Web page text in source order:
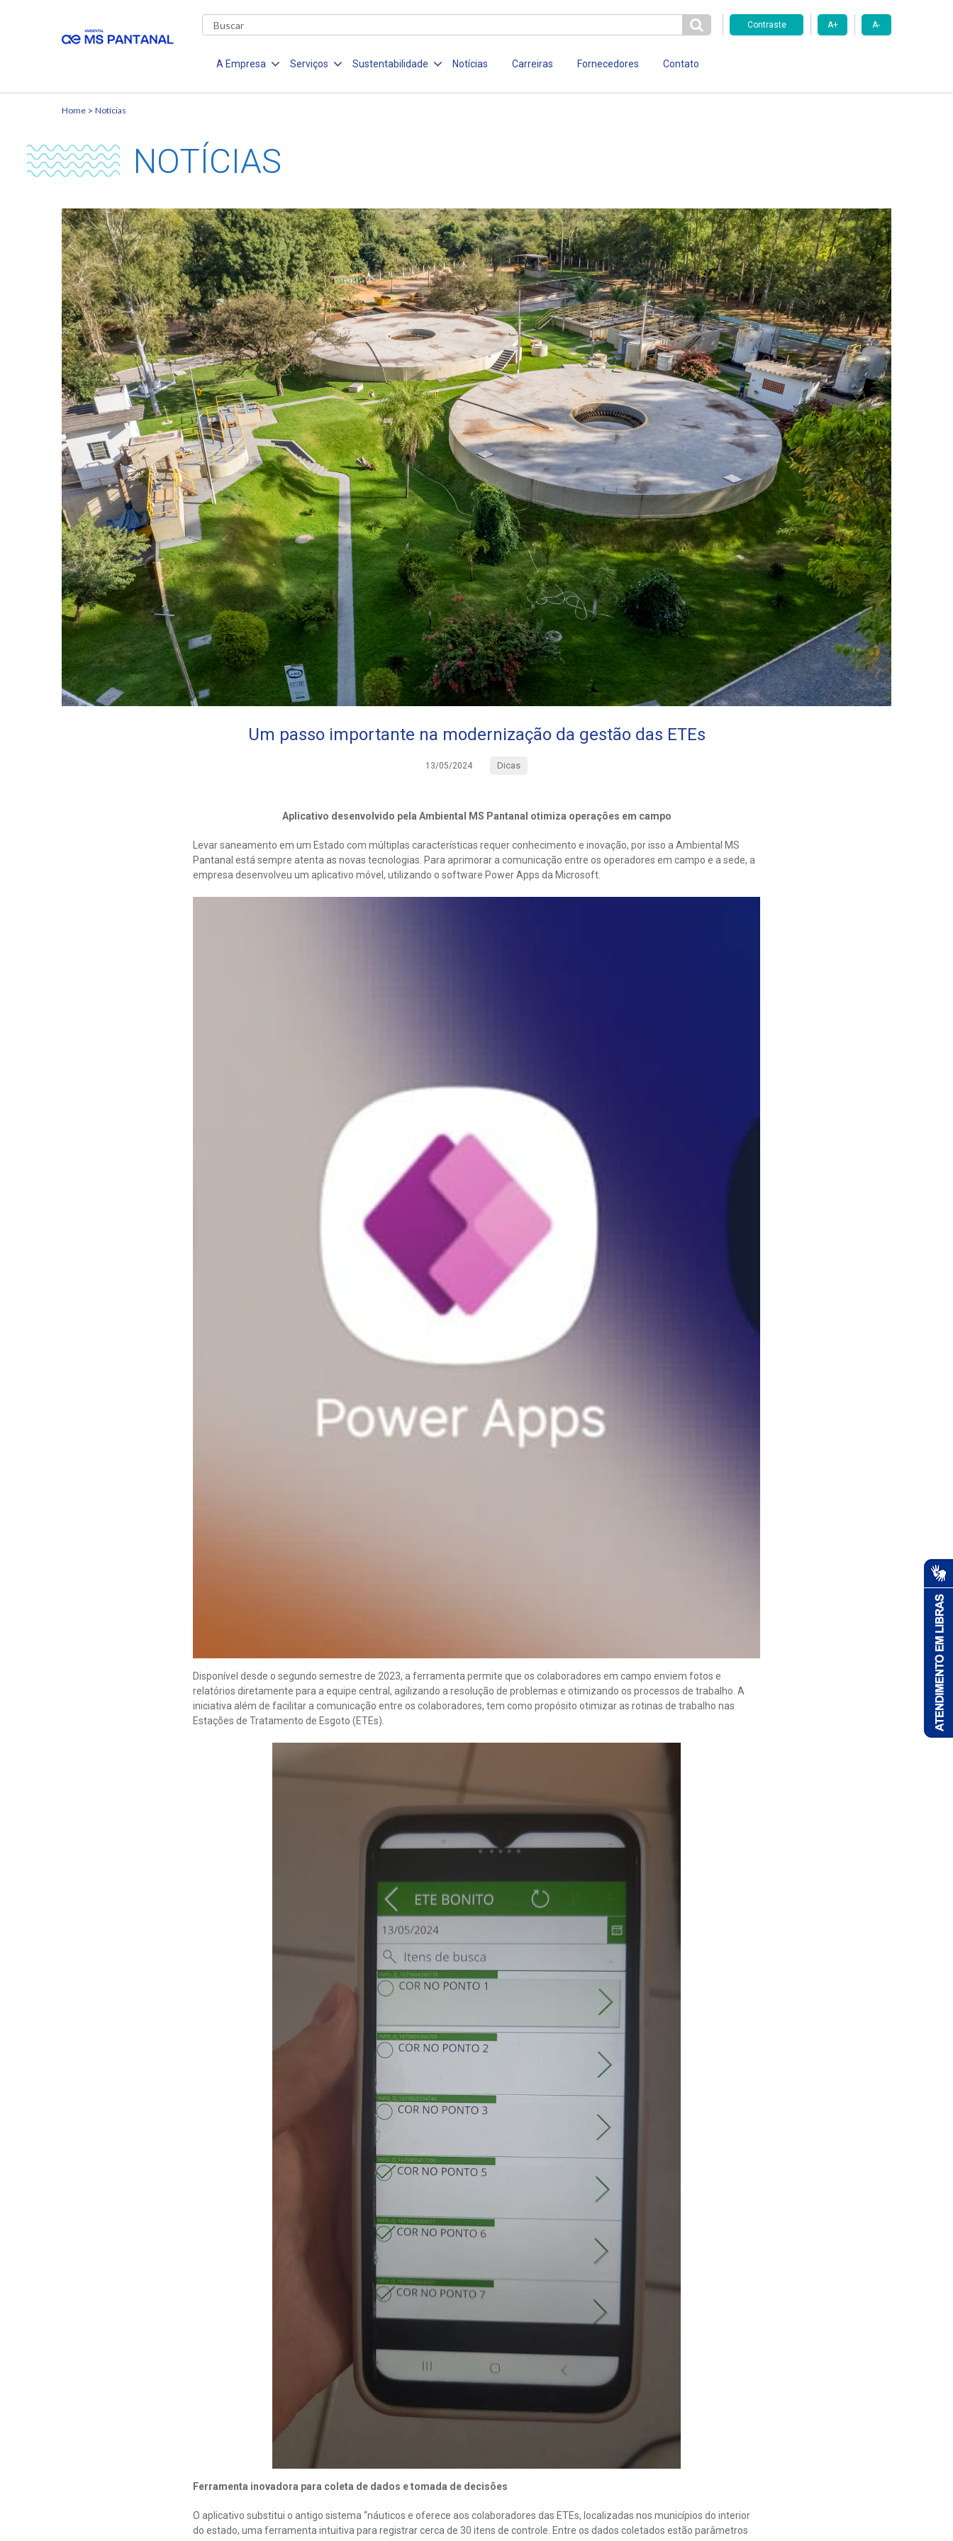
Contraste A+ A-
A Empresa Serviços Sustentabilidade Notícias Carreiras Fornecedores Contato
Home Notícias
NOTÍCIAS
Um passo importante na modernização da gestão das ETEs
13/05/2024 Dicas
Aplicativo desenvolvido pela Ambiental MS Pantanal otimiza operações em campo
Levar saneamento em um Estado com múltiplas características requer conhecimento e inovação, por isso a Ambiental MS
Pantanal está sempre atenta as novas tecnologias. Para aprimorar a comunicação entre os operadores em campo e a sede, a
empresa desenvolveu um aplicativo móvel, utilizando o software Power Apps da Microsoft.
Disponível desde o segundo semestre de 2023, a ferramenta permite que os colaboradores em campo enviem fotos e
relatórios diretamente para a equipe central, agilizando a resolução de problemas e otimizando os processos de trabalho. A
iniciativa além de facilitar a comunicação entre os colaboradores, tem como propósito otimizar as rotinas de trabalho nas
Estações de Tratamento de Esgoto (ETEs).
Ferramenta inovadora para coleta de dados e tomada de decisões
O aplicativo substitui o antigo sistema “náuticos e oferece aos colaboradores das ETEs, localizadas nos municípios do interior
do estado, uma ferramenta intuitiva para registrar cerca de 30 itens de controle. Entre os dados coletados estão parâmetros